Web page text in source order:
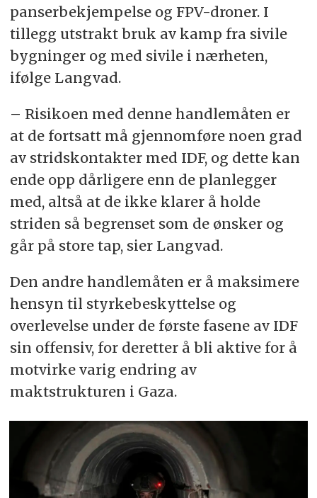
panserbekjempelse og FPV-droner. I
tillegg utstrakt bruk av kamp fra sivile
bygninger og med sivile i nærheten,
ifølge Langvad.
– Risikoen med denne handlemåten er
at de fortsatt må gjennomføre noen grad
av stridskontakter med IDF, og dette kan
ende opp dårligere enn de planlegger
med, altså at de ikke klarer å holde
striden så begrenset som de ønsker og
går på store tap, sier Langvad.
Den andre handlemåten er å maksimere
hensyn til styrkebeskyttelse og
overlevelse under de første fasene av IDF
sin offensiv, for deretter å bli aktive for å
motvirke varig endring av
maktstrukturen i Gaza.